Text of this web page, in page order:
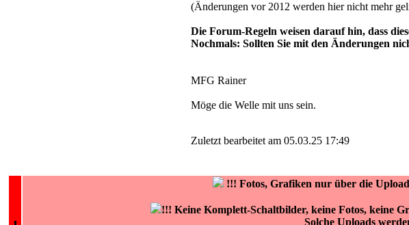
(Änderungen vor 2012 werden hier nicht mehr
Die Forum-Regeln weisen darauf hin, dass
Nochmals: Sollten Sie mit den Änderungen
MFG Rainer
Möge die Welle mit uns sein.
Zuletzt bearbeitet am 05.03.25 17:49
!!! Fotos, Grafiken nur über die
!!! Keine Komplett-Schaltbilder, keine Fotos, keine
Solche Uploads